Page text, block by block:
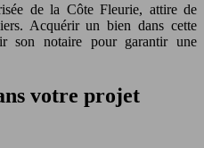
de la Côte Fleurie, attire de
Acquérir un bien dans cette
son notaire pour garantir une
votre projet